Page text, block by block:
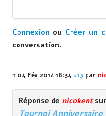
Connexion ou Créer un
conversation.
04 Fév 2014 18:34 #13 par
Réponse de nicokent
Tournoi Anniversaire